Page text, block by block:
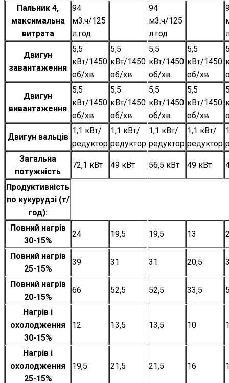
Пальник 4,
максимальна
витрата
94
м3.ч/125
л.год
94
м3.ч/125
л.год
Двигун
завантаження
5,5
кВт/1450
об/хв
5,5
кВт/1450
об/хв
5,5
кВт/1450
об/хв
5,5
кВт/1450
об/хв
Двигун
вивантаження
5,5
кВт/1450
об/хв
5,5
кВт/1450
об/хв
5,5
кВт/1450
об/хв
5,5
кВт/1450
об/хв
Двигун вальців
1,1 кВт/
редуктор
1,1 кВт/
редуктор
1,1 кВт/
редуктор
1,1 кВт/
редуктор
Загальна
потужність
72,1 кВт 49 кВт 56,5 кВт 49 кВт
Продуктивність
по кукурудзі (т/
год):
Повний нагрів
30-15%
24 19,5 19,5 13
Повний нагрів
25-15%
39 31 31 20,5
Повний нагрів
20-15%
66 52,5 52,5 33,5
Нагрів і
охолодження
30-15%
12 13,5 13,5 10
Нагрів і
охолодження
25-15%
19,5 21,5 21,5 16